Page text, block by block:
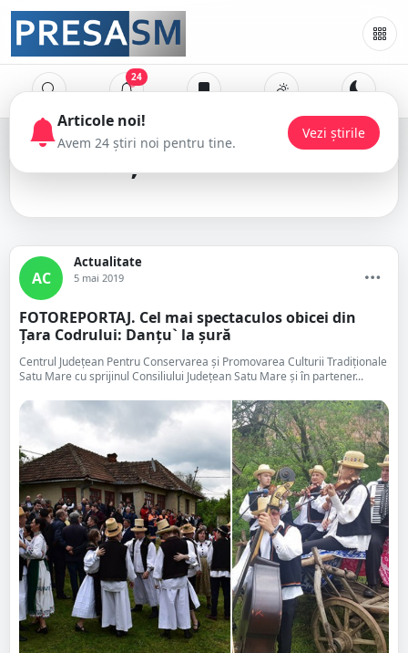
24
Țara Codrului
AC
Actualitate
5 mai 2019
FOTOREPORTAJ. Cel mai spectaculos obicei din
Țara Codrului: Danțu` la șură
Centrul Judeţean Pentru Conservarea şi Promovarea Culturii Tradiţionale
Satu Mare cu sprijinul Consiliului Județean Satu Mare și în partener...
Articole noi!
Avem 24 știri noi pentru tine.
Vezi știrile